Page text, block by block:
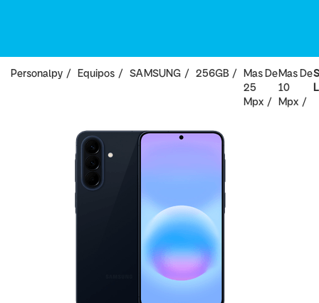
Personalpy Equipos SAMSUNG 256GB
Mas De
25
Mpx
Mas De
10
Mpx